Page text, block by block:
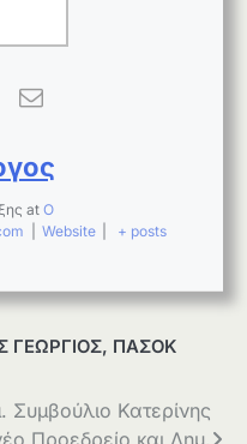
at Ο
Website + posts
ΓΕΩΡΓΙΟΣ, ΠΑΣΟΚ
Συμβούλιο Κατερίνης